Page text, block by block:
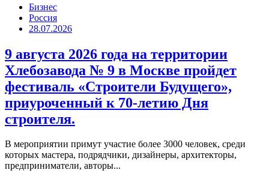
Бизнес
Россия
28.07.2026
9 августа 2026 года на территории
Хлебозавода № 9 в Москве пройдет
фестиваль «Строители Будущего»,
приуроченный к 70-летию Дня
строителя.
В мероприятии примут участие более 3000 человек, среди
которых мастера, подрядчики, дизайнеры, архитекторы,
предприниматели, авторы...